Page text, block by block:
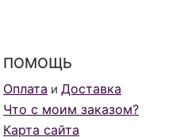
ПОМОЩЬ
Оплата и Доставка
Что с моим заказом?
Карта сайта